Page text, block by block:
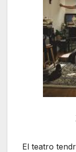
El teatro